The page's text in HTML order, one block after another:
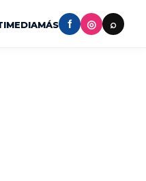
MÁS f ◎ ⌕